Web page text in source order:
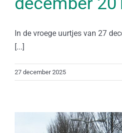
In de vroege uurtjes van 27
[...]
27 december 2025